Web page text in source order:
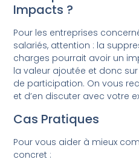
Impacts ?
Pour les entreprises
salariés, attention : la
charges pourrait avoir un
la valeur ajoutée et donc
de participation. On vous
et d’en discuter avec votre
Cas Pratiques
Pour vous aider à mieux
concret :